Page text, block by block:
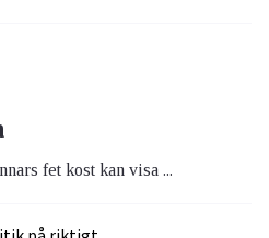
fet kost kan visa ...